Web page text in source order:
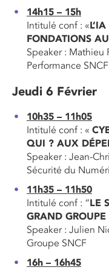
14h15 – 15h
Intitulé conf : «
FONDATIONS
Speaker : Mathieu
Performance
Jeudi 6 Février
10h35 – 11h05
Intitulé conf : «
QUI ? AUX
Speaker : Jean-
Sécurité du
11h35 – 11h50
Intitulé conf : “LE
GRAND GROUPE
Speaker : Julien
Groupe SNCF
16h – 16h45